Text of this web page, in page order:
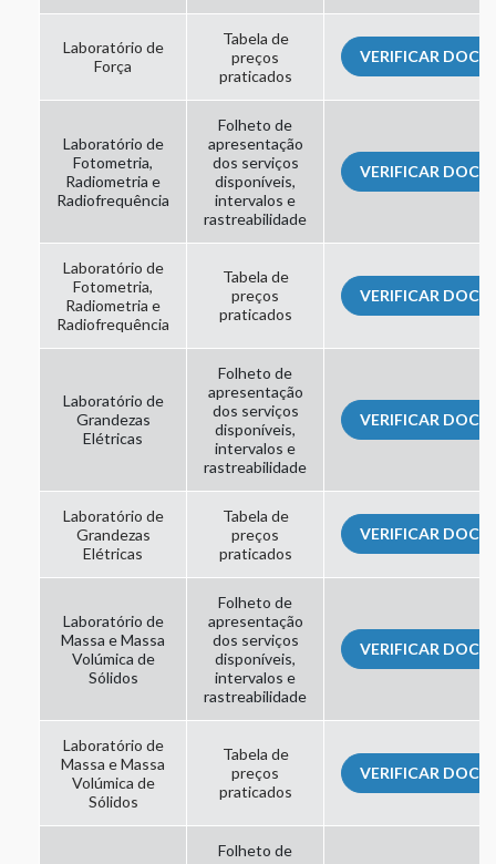
Laboratório de
Força
Tabela de
preços
praticados
VERIFICAR
Laboratório de
Fotometria,
Radiometria e
Radiofrequência
Folheto de
apresentação
dos serviços
disponíveis,
intervalos e
rastreabilidade
VERIFICAR
Laboratório de
Fotometria,
Radiometria e
Radiofrequência
Tabela de
preços
praticados
VERIFICAR
Laboratório de
Grandezas
Elétricas
Folheto de
apresentação
dos serviços
disponíveis,
intervalos e
rastreabilidade
VERIFICAR
Laboratório de
Grandezas
Elétricas
Tabela de
preços
praticados
VERIFICAR
Laboratório de
Massa e Massa
Volúmica de
Sólidos
Folheto de
apresentação
dos serviços
disponíveis,
intervalos e
rastreabilidade
VERIFICAR
Laboratório de
Massa e Massa
Volúmica de
Sólidos
Tabela de
preços
praticados
VERIFICAR
Folheto de